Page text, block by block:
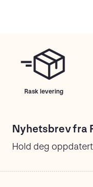
Rask levering
Nyhetsbrev fra
Hold deg oppdatert